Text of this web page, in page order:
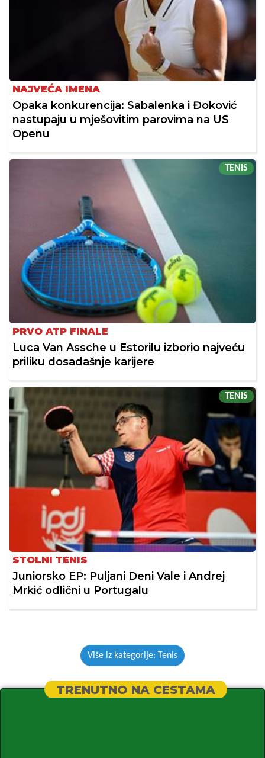
NAJVEĆA IMENA
Opaka konkurencija: Sabalenka i Đoković
nastupaju u mješovitim parovima na US
Openu
TENIS
PRVO ATP FINALE
Luca Van Assche u Estorilu izborio najveću
priliku dosadašnje karijere
TENIS
STOLNI TENIS
Juniorsko EP: Puljani Deni Vale i Andrej
Mrkić odlični u Portugalu
Više iz kategorije: Tenis
TRENUTNO NA CESTAMA